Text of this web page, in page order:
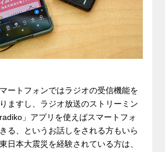
ートフォンではラジオの受信機能を
ますし、ラジオ放送のストリーミン
」アプリを使えばスマートフォ
る、というお話しをされる方もいら
日本大震災を経験されている方は、